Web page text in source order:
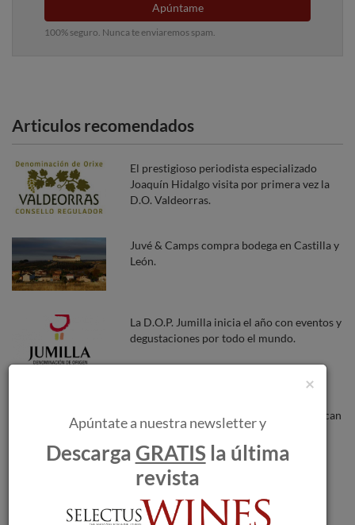
Apúntame
100% seguro. Nunca te enviaremos spam.
Articulos recomendados
El prestigioso periodista especializado
Joaquín Hidalgo visita por primera vez la
D.O. Valdeorras.
Juvé & Camps compra bodega en Castilla y
León.
La D.O.P. Jumilla inicia el año con eventos y
degustaciones por todo el mundo.
bodegas a medida que las llamas se acercan
a Burdeos.
Comentarios
×
Apúntate a nuestra newsletter y
DescargaGRATIS la última
revista